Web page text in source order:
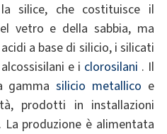
silice, che costituisce il
vetro e della sabbia, ma
a base di silicio, i silicati
e i clorosilani . Il
gammasilicio metallico e
prodotti in installazioni
La produzione è alimentata